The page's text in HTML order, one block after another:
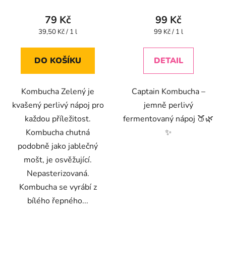
produktu
je
z
79 Kč
Měrná
39,50 Kč / 1 l
DO KOŠÍKU
Kombucha Zelený je
kvašený perlivý nápoj pro
každou příležitost.
Kombucha chutná
podobně jako jablečný
mošt, je osvěžující.
Nepasterizovaná.
Kombucha se vyrábí z
bílého řepného...
99 Kč
Měrná
99 Kč / 1 l
DETAIL
Captain Kombucha –
jemně perlivý
fermentovaný nápoj 🍑🌿
✨